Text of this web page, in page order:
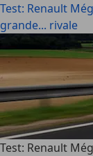
Test: Renault
grande... rivale
Test: Renault